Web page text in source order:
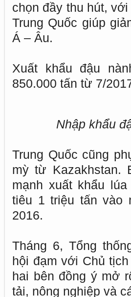
chọn đầy thu hút,
Trung Quốc giúp
Á – Âu.
Xuất khẩu đậu
850.000 tấn từ 7/
Nhập khẩu
Trung Quốc cũng
mỳ từ Kazakhstan.
mạnh xuất khẩu
tiêu 1 triệu tấn vào
2016.
Tháng 6, Tổng
hội đạm với Chủ
hai bên đồng ý mở
tải, nông nghiệp và